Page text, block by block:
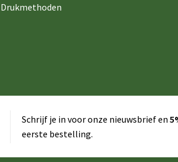
Drukmethoden
Schrijf je in voor onze nieuwsbrief en
eerste bestelling.